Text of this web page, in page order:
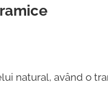
natural, având o